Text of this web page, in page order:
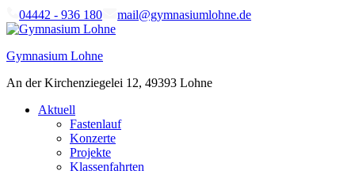
Skip
to
04442 - 936 180 mail@gymnasiumlohne.de
Gymnasium Lohne
An der Kirchenziegelei 12, 49393 Lohne
Aktuell
Fastenlauf
Konzerte
Projekte
Klassenfahrten